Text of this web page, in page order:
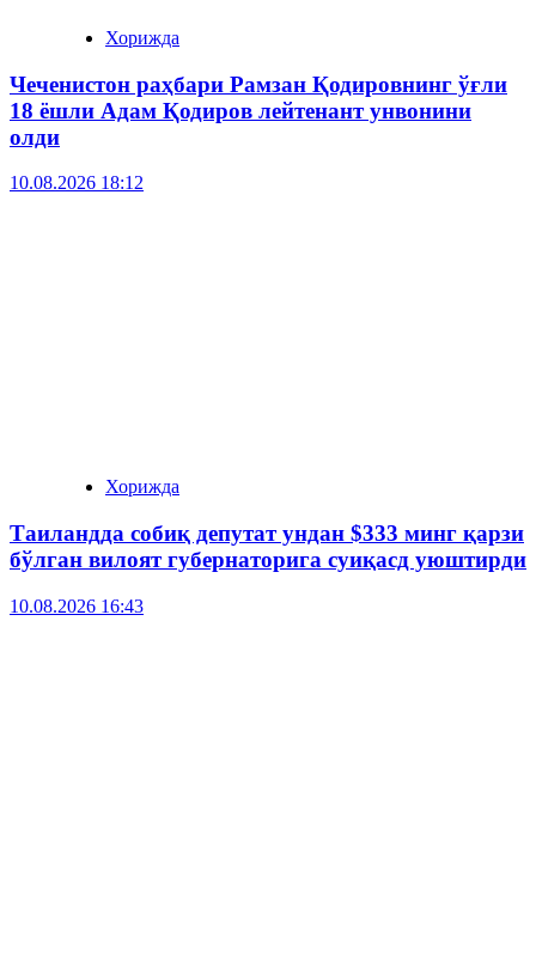
Хорижда
Чеченистон раҳбари Рамзан Қодировнинг ўғли
18 ёшли Адам Қодиров лейтенант унвонини
олди
10.08.2026 18:12
Хорижда
Таиландда собиқ депутат ундан $333 минг қарзи
бўлган вилоят губернаторига суиқасд уюштирди
10.08.2026 16:43